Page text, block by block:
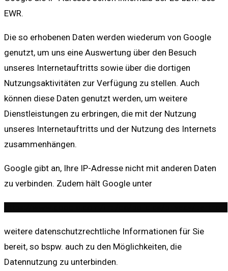
EWR.
Die so erhobenen Daten werden wiederum von Google
genutzt, um uns eine Auswertung über den Besuch
unseres Internetauftritts sowie über die dortigen
Nutzungsaktivitäten zur Verfügung zu stellen. Auch
können diese Daten genutzt werden, um weitere
Dienstleistungen zu erbringen, die mit der Nutzung
unseres Internetauftritts und der Nutzung des Internets
zusammenhängen.
Google gibt an, Ihre IP-Adresse nicht mit anderen Daten
zu verbinden. Zudem hält Google unter
weitere datenschutzrechtliche Informationen für Sie
bereit, so bspw. auch zu den Möglichkeiten, die
Datennutzung zu unterbinden.